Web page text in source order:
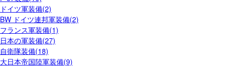
ドイツ軍装備(2)
BW ドイツ連邦軍装備(2)
フランス軍装備(1)
日本の軍装備(27)
自衛隊装備(18)
大日本帝国陸軍装備(9)